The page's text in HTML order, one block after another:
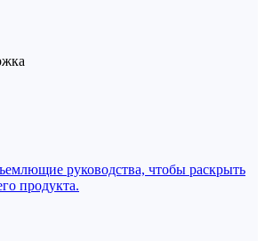
руководства, чтобы раскрыть
продукта.